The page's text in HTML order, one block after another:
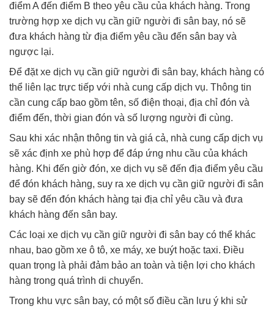
điểm A đến điểm B theo yêu cầu của khách hàng. Trong
trường hợp xe dịch vụ cần giữ người đi sân bay, nó sẽ
đưa khách hàng từ địa điểm yêu cầu đến sân bay và
ngược lại.
Để đặt xe dịch vụ cần giữ người đi sân bay, khách hàng có
thể liên lạc trực tiếp với nhà cung cấp dịch vụ. Thông tin
cần cung cấp bao gồm tên, số điện thoại, địa chỉ đón và
điểm đến, thời gian đón và số lượng người đi cùng.
Sau khi xác nhận thông tin và giá cả, nhà cung cấp dịch vụ
sẽ xác định xe phù hợp để đáp ứng nhu cầu của khách
hàng. Khi đến giờ đón, xe dịch vụ sẽ đến địa điểm yêu cầu
để đón khách hàng, suy ra xe dịch vụ cần giữ người đi sân
bay sẽ đến đón khách hàng tại địa chỉ yêu cầu và đưa
khách hàng đến sân bay.
Các loại xe dịch vụ cần giữ người đi sân bay có thể khác
nhau, bao gồm xe ô tô, xe máy, xe buýt hoặc taxi. Điều
quan trọng là phải đảm bảo an toàn và tiện lợi cho khách
hàng trong quá trình di chuyển.
Trong khu vực sân bay, có một số điều cần lưu ý khi sử